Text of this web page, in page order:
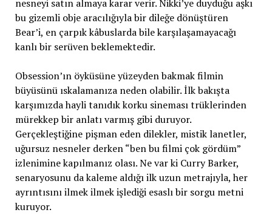
nesneyi satın almaya karar verir. Nikki’ye duyduğu aşkı
bu gizemli obje aracılığıyla bir dileğe dönüştüren
Bear’i, en çarpık kâbuslarda bile karşılaşamayacağı
kanlı bir serüven beklemektedir.
Obsession’ın öyküsüne yüzeyden bakmak filmin
büyüsünü ıskalamanıza neden olabilir. İlk bakışta
karşımızda hayli tanıdık korku sineması trüklerinden
mürekkep bir anlatı varmış gibi duruyor.
Gerçekleştiğine pişman eden dilekler, mistik lanetler,
uğursuz nesneler derken “ben bu filmi çok gördüm”
izlenimine kapılmanız olası. Ne var ki Curry Barker,
senaryosunu da kaleme aldığı ilk uzun metrajıyla, her
ayrıntısını ilmek ilmek işlediği esaslı bir sorgu metni
kuruyor.